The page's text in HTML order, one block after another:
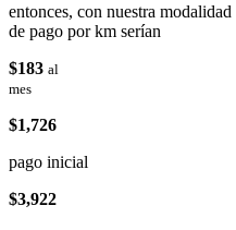
entonces, con nuestra modalidad
de pago por km serían
$183 al
mes
$1,726
pago inicial
$3,922